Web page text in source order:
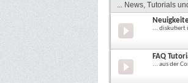
... News, Tutorials
... diskutiert
FAQ
... aus der